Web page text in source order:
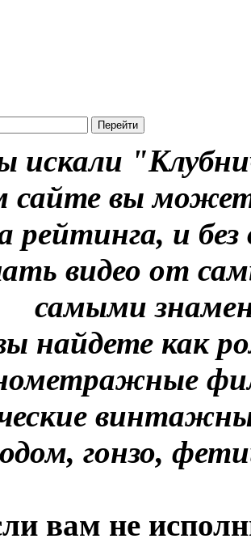
искали
сайте вы
рейтинга, и
видео от
самыми
найдете как
гонзо,
вам не